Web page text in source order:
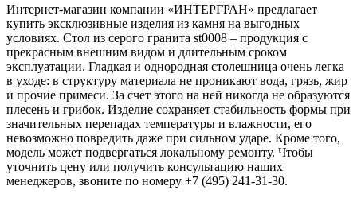
Интернет-магазин компании «ИНТЕРГРАН» предлагает
купить эксклюзивные изделия из камня на выгодных
условиях. Стол из серого гранита st0008 – продукция с
прекрасным внешним видом и длительным сроком
эксплуатации. Гладкая и однородная столешница очень легка
в уходе: в структуру материала не проникают вода, грязь, жир
и прочие примеси. За счет этого на ней никогда не образуются
плесень и грибок. Изделие сохраняет стабильность формы при
значительных перепадах температуры и влажности, его
невозможно повредить даже при сильном ударе. Кроме того,
модель может подвергаться локальному ремонту. Чтобы
уточнить цену или получить консультацию наших
менеджеров, звоните по номеру +7 (495) 241-31-30.